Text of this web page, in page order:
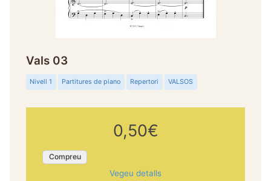
Vals 03
Nivell 1 Partitures de piano Repertori VALSOS
0,50€
Compreu
Vegeu detalls